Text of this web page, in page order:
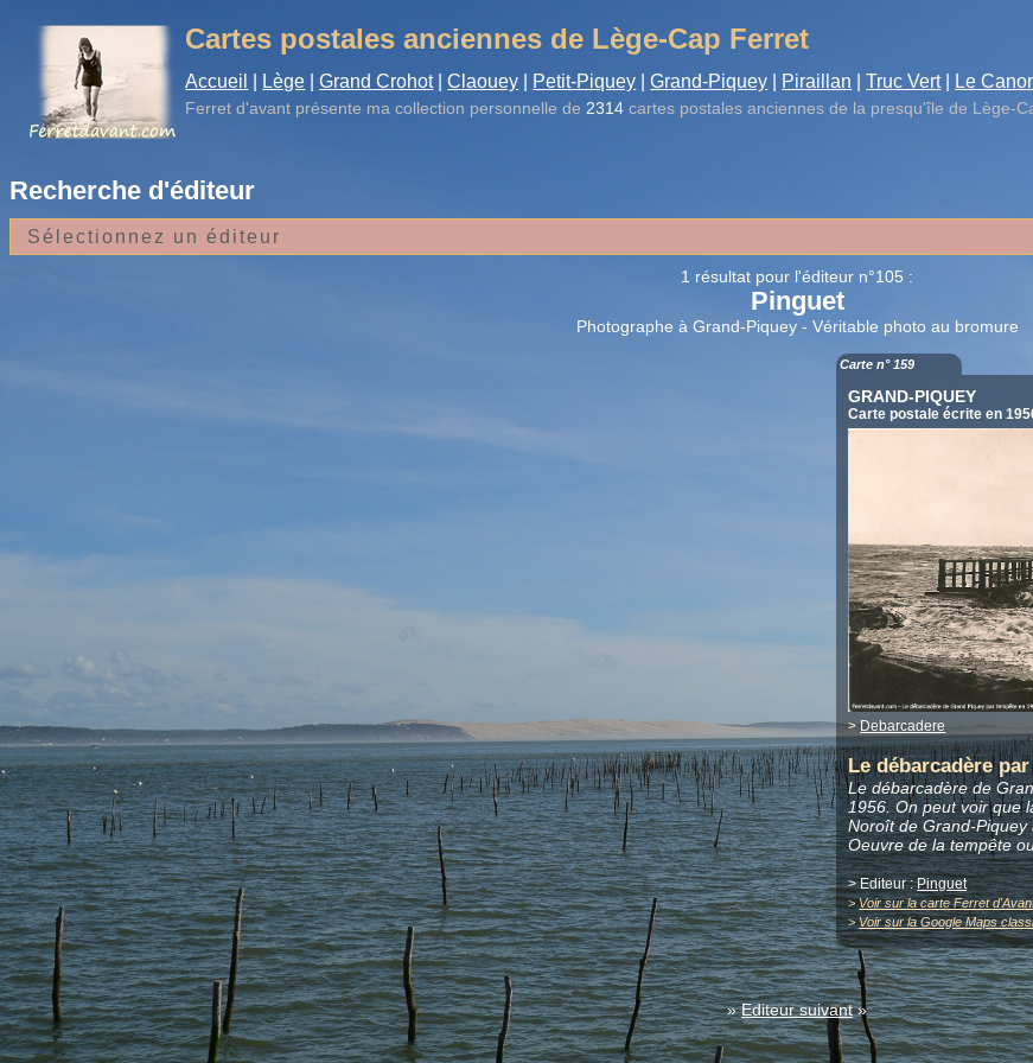
Cartes postales anciennes de Lège-Cap Ferret
Accueil Lège Grand Crohot Claouey Petit-Piquey Grand-Piquey Piraillan Truc Vert Le
Ferret d'avant présente ma collection personnelle de 2314 cartes postales anciennes de la presqu'île de Lège-
Recherche d'éditeur
1 résultat pour l'éditeur n°105 :
Pinguet
Photographe à Grand-Piquey - Véritable photo au bromure
Carte n° 159
GRAND-PIQUEY
Carte postale écrite en
> Debarcadere
Le débarcadère
Le débarcadère de
1956. On peut voir que
Noroît de Grand-
Oeuvre de la tempête
> Editeur :Pinguet
>Voir sur la carte Ferret
>Voir sur la Google Maps
»Editeur suivant»